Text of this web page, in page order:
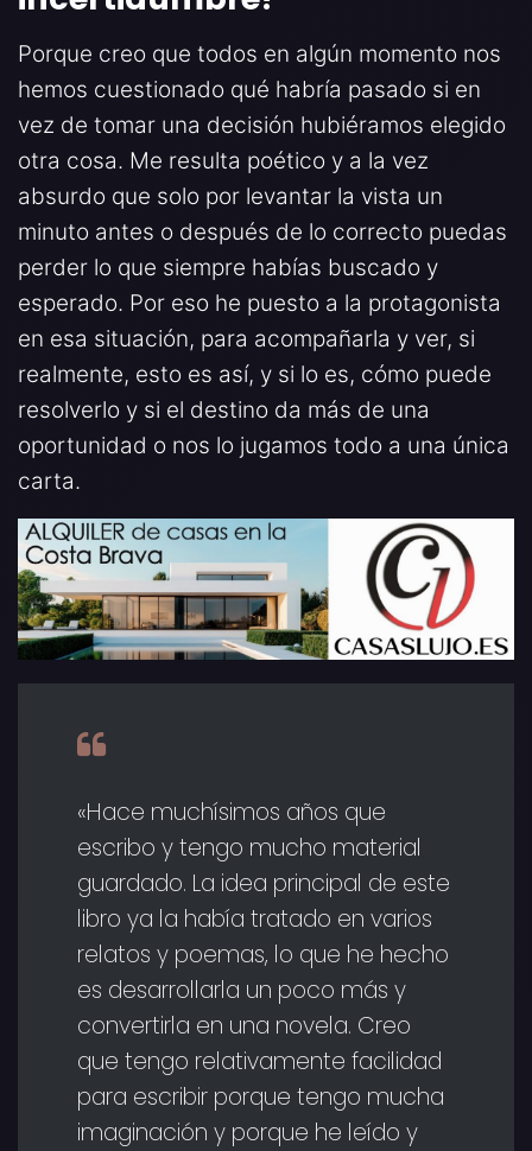
Porque creo que todos en algún momento nos
hemos cuestionado qué habría pasado si en
vez de tomar una decisión hubiéramos elegido
otra cosa. Me resulta poético y a la vez
absurdo que solo por levantar la vista un
minuto antes o después de lo correcto puedas
perder lo que siempre habías buscado y
esperado. Por eso he puesto a la protagonista
en esa situación, para acompañarla y ver, si
realmente, esto es así, y si lo es, cómo puede
resolverlo y si el destino da más de una
oportunidad o nos lo jugamos todo a una única
carta.
«Hace muchísimos años que
escribo y tengo mucho material
guardado. La idea principal de este
libro ya la había tratado en varios
relatos y poemas, lo que he hecho
es desarrollarla un poco más y
convertirla en una novela. Creo
que tengo relativamente facilidad
para escribir porque tengo mucha
imaginación y porque he leído y